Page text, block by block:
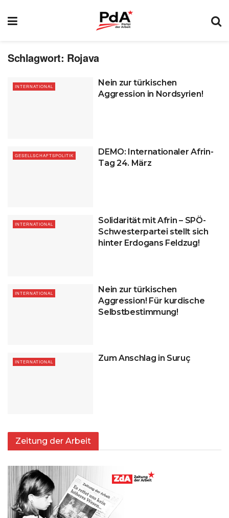
Schlagwort: Rojava
INTERNATIONAL
Nein zur türkischen
Aggression in Nordsyrien!
GESELLSCHAFTSPOLITIK
DEMO: Internationaler Afrin-
Tag 24. März
INTERNATIONAL
Solidarität mit Afrin – SPÖ-
Schwesterpartei stellt sich
hinter Erdogans Feldzug!
INTERNATIONAL
Nein zur türkischen
Aggression! Für kurdische
Selbstbestimmung!
INTERNATIONAL Zum Anschlag in Suruç
Zeitung der Arbeit